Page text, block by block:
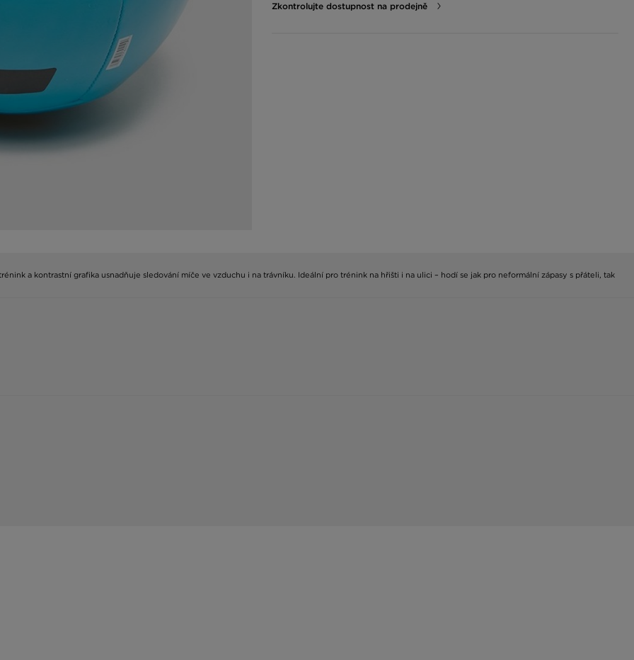
Zkontrolujte dostupnost na prodejně
a kontrastní grafika usnadňuje sledování míče ve vzduchu i na trávníku. Ideální pro trénink na hřišti i na ulici – hodí se jak pro neformální zápasy s přáteli, tak